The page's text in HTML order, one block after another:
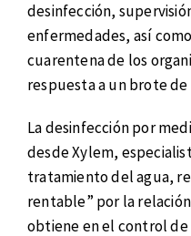
desinfección,
enfermedades, así
cuarentena de los
respuesta a un brote
La desinfección por
desde Xylem,
tratamiento del agua,
rentable” por la
obtiene en el control de